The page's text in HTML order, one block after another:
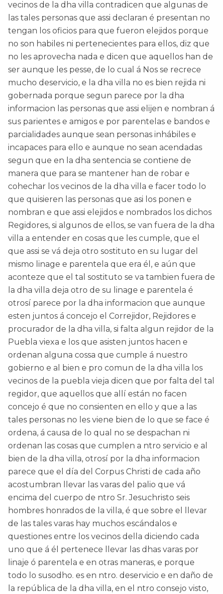
vecinos de la dha villa contradicen que algunas de
las tales personas que assi declaran é presentan no
tengan los oficios para que fueron elejidos porque
no son habiles ni pertenecientes para ellos, diz que
no les aprovecha nada e dicen que aquellos han de
ser aunque les pesse, de lo cual á Nos se recrece
mucho deservicio, e la dha villa no es bien rejida ni
gobernada porque segun parece por la dha
informacion las personas que assi elijen e nombran á
sus parientes e amigos e por parentelas e bandos e
parcialidades aunque sean personas inhábiles e
incapaces para ello e aunque no sean acendadas
segun que en la dha sentencia se contiene de
manera que para se mantener han de robar e
cohechar los vecinos de la dha villa e facer todo lo
que quisieren las personas que asi los ponen e
nombran e que assi elejidos e nombrados los dichos
Regidores, si algunos de ellos, se van fuera de la dha
villa a entender en cosas que les cumple, que el
que assi se vá deja otro sostituto en su lugar del
mismo linage e parentela que era él, e aún que
aconteze que el tal sostituto se va tambien fuera de
la dha villa deja otro de su linage e parentela é
otrosí parece por la dha informacion que aunque
esten juntos á concejo el Correjidor, Rejidores e
procurador de la dha villa, si falta algun rejidor de la
Puebla viexa e los que asisten juntos hacen e
ordenan alguna cossa que cumple á nuestro
gobierno e al bien e pro comun de la dha villa los
vecinos de la puebla vieja dicen que por falta del tal
regidor, que aquellos que allí están no facen
concejo é que no consienten en ello y que a las
tales personas no les viene bien de lo que se face é
ordena, á causa de lo qual no se despachan ni
ordenan las cosas que cumplen a ntro servicio e al
bien de la dha villa, otrosí por la dha informacion
parece que el día del Corpus Christi de cada año
acostumbran llevar las varas del palio que vá
encima del cuerpo de ntro Sr. Jesuchristo seis
hombres honrados de la villa, é que sobre el llevar
de las tales varas hay muchos escándalos e
questiones entre los vecinos della diciendo cada
uno que á él pertenece llevar las dhas varas por
linaje ó parentela e en otras maneras, e porque
todo lo susodho. es en ntro. deservicio e en daño de
la república de la dha villa, en el ntro consejo visto,